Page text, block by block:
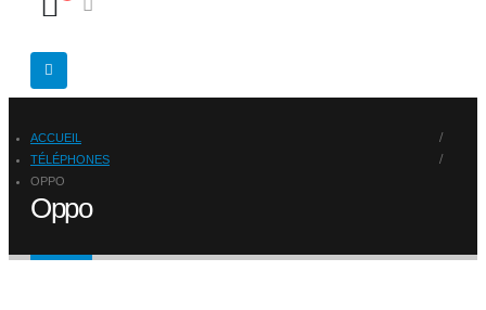
ACCUEIL
TÉLÉPHONES
OPPO
Oppo